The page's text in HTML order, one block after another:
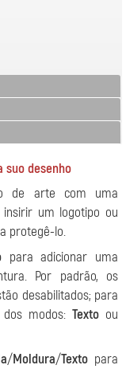
suo desenho
de arte com uma
um logotipo ou
protegê-lo.
para adicionar uma
Por padrão, os
desabilitados; para
dos modos:Texto ou
/Moldura/Textopara